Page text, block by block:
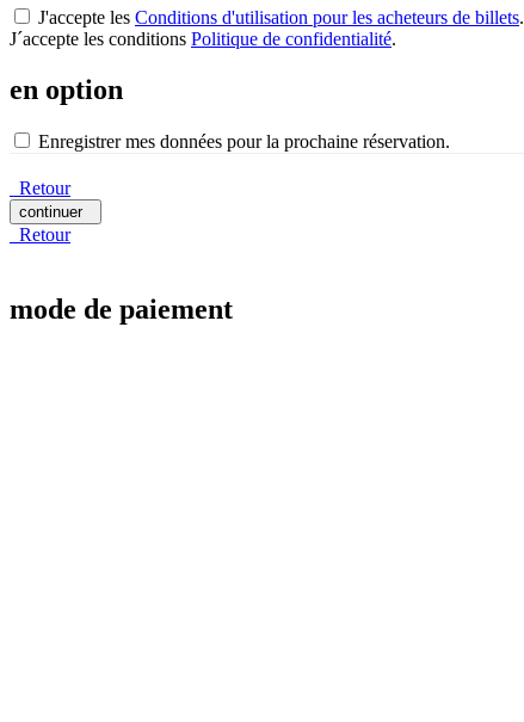
J'accepte les Conditions d'utilisation pour les acheteurs de billets.
J´accepte les conditions Politique de confidentialité.
en option
Enregistrer mes données pour la prochaine réservation.
Retour
continuer
Retour
mode de paiement